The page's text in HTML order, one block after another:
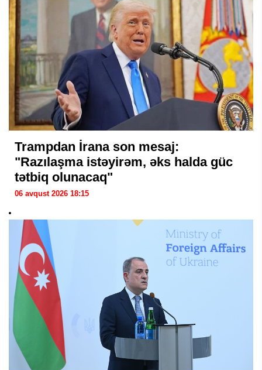
Trampdan İrana son mesaj:
"Razılaşma istəyirəm, əks halda güc
tətbiq olunacaq"
06 avqust 2026 18:15